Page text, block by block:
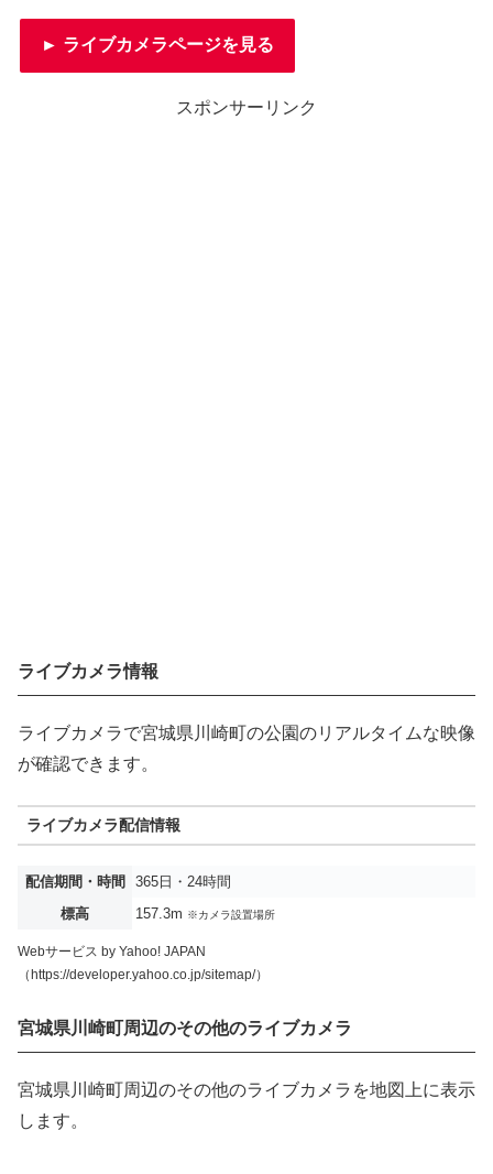
► ライブカメラページを見る
スポンサーリンク
ライブカメラ情報
ライブカメラで宮城県川崎町の公園のリアルタイムな映像
が確認できます。
ライブカメラ配信情報
配信期間・時間
365日・24時間
標高
157.3m ※カメラ設置場所
Webサービス by Yahoo! JAPAN
（https://developer.yahoo.co.jp/sitemap/）
宮城県川崎町周辺のその他のライブカメラ
宮城県川崎町周辺のその他のライブカメラを地図上に表示
します。